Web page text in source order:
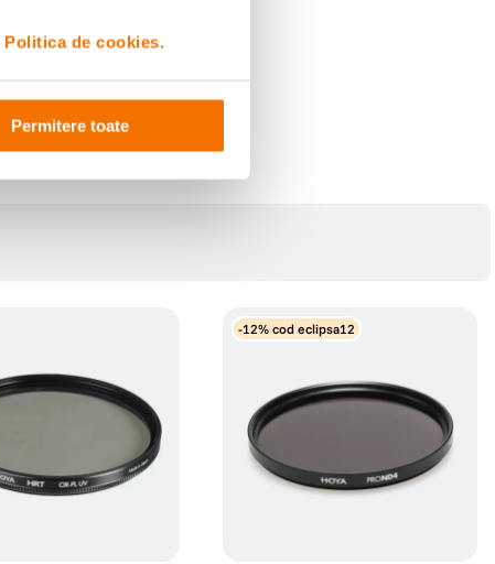
Politica de cookies.
Permitere toate
-12% cod eclipsa12